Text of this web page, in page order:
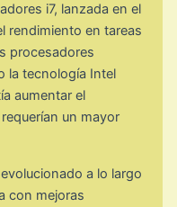
i7, lanzada en el
rendimiento en tareas
procesadores
la tecnología Intel
aumentar el
un mayor
a lo largo
con mejoras